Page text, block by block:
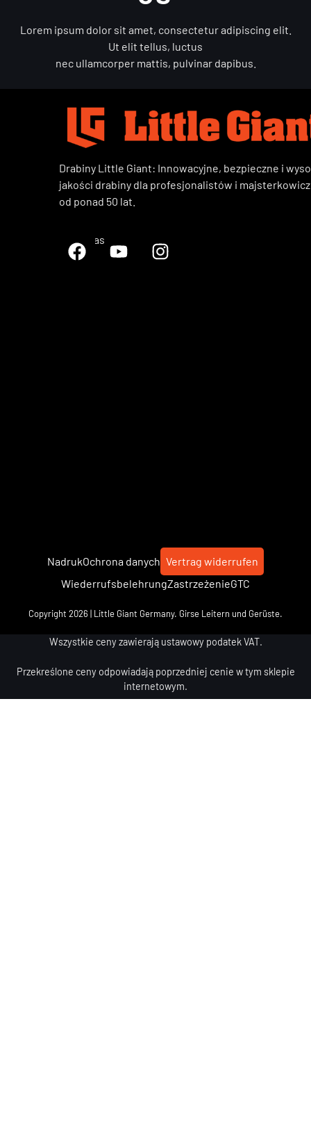
Lorem ipsum dolor sit amet, consectetur adipiscing elit.
Ut elit tellus, luctus
nec ullamcorper mattis, pulvinar dapibus.
Drabiny Little Giant: Innowacyjne, bezpieczne i
jakości drabiny dla profesjonalistów i
od ponad 50 lat.
Śledź nas
NadrukOchrona danych Vertrag widerrufen
WiederrufsbelehrungZastrzeżenieGTC
Copyright 2026 | Little Giant Germany. Girse Leitern und Gerüste.
Wszystkie ceny zawierają ustawowy podatek VAT.
Przekreślone ceny odpowiadają poprzedniej cenie w tym sklepie
internetowym.